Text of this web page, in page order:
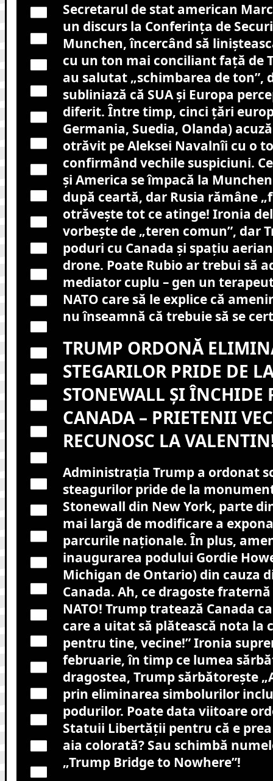
Secretarul de stat american
un discurs la Conferința de
Munchen, încercând să
cu un ton mai conciliant față de
au salutat „schimbarea de ton”,
subliniază că SUA și Europa
diferit. Între timp, cinci țări
Germania, Suedia, Olanda)
otrăvit pe Aleksei Navalnîi cu o
confirmând vechile suspiciuni.
și America se împacă la
după ceartă, dar Rusia rămâne
otrăvește tot ce atinge! Ironia
vorbește de „teren comun”, dar
poduri cu Canada și spațiu
drone. Poate Rubio ar trebui să
mediator cuplu – gen un
NATO care să le explice că
nu înseamnă că trebuie să se
TRUMP ORDONĂ
STEGARILOR PRIDE DE
STONEWALL ȘI ÎNCHIDE
CANADA – PRIETENII
RECUNOSC LA
Administrația Trump a ordonat
steagurilor pride de la
Stonewall din New York, parte
mai largă de modificare a
parcurile naționale. În plus,
inaugurarea podului Gordie
Michigan de Ontario) din cauza
Canada. Ah, ce dragoste
NATO! Trump tratează Canada
care a uitat să plătească nota la
pentru tine, vecine!” Ironia
februarie, în timp ce lumea
dragostea, Trump sărbătorește
prin eliminarea simbolurilor
podurilor. Poate data viitoare
Statuii Libertății pentru că e
aia colorată? Sau schimbă
„Trump Bridge to Nowhere”!